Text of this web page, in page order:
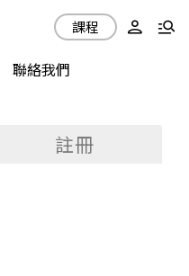
聯絡我們
課程
註冊